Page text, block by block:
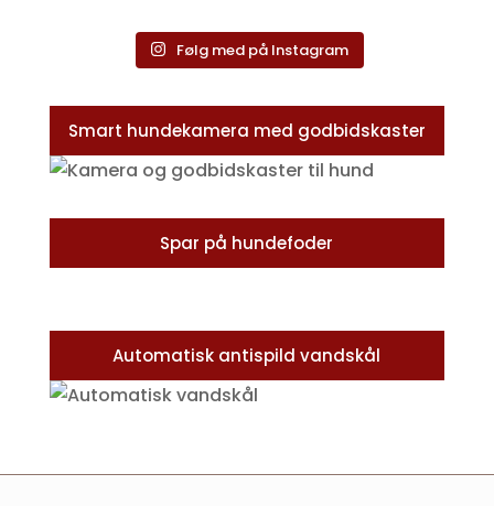
Følg med på Instagram
Smart hundekamera med godbidskaster
Spar på hundefoder
Automatisk antispild vandskål